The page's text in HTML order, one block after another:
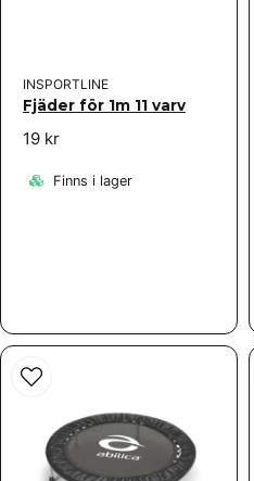
bra (tysk) instruktionsvideo på
INSPORTLINE
Fjäder för 1m 11 varv
19 kr
Finns i lager